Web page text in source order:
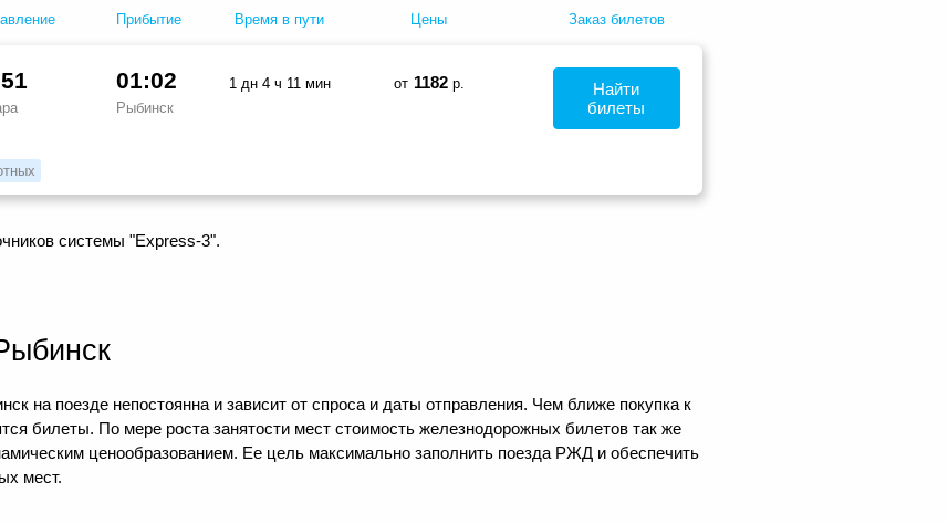
Прибытие Время в пути Цены Заказ билетов
01:02
Рыбинск
1 дн 4 ч 11 мин от 1182р.
Найти
билеты
системы "Express-3".
на поезде непостоянна и зависит от спроса и даты отправления. Чем ближе покупка к
билеты. По мере роста занятости мест стоимость железнодорожных билетов так же
ценообразованием. Ее цель максимально заполнить поезда РЖД и обеспечить
мест.